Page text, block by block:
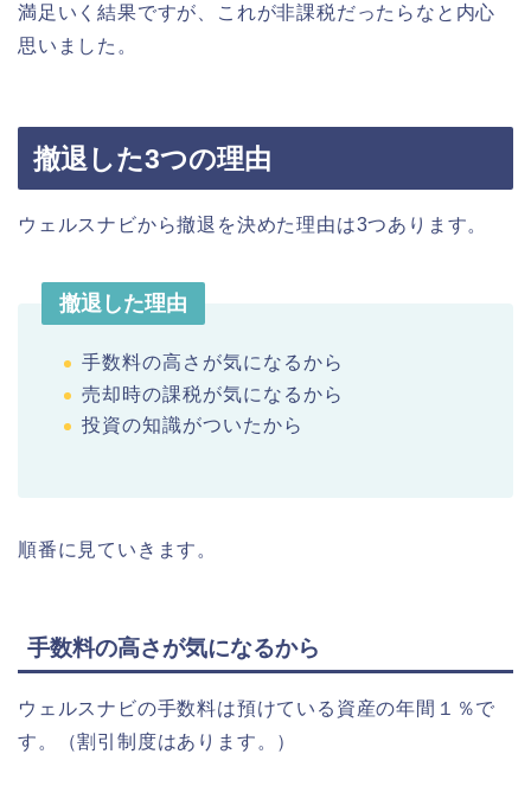
満足いく結果ですが、これが非課税だったらなと内心
思いました。
撤退した3つの理由
ウェルスナビから撤退を決めた理由は3つあります。
撤退した理由
手数料の高さが気になるから
売却時の課税が気になるから
投資の知識がついたから
順番に見ていきます。
手数料の高さが気になるから
ウェルスナビの手数料は預けている資産の年間１％で
す。（割引制度はあります。）